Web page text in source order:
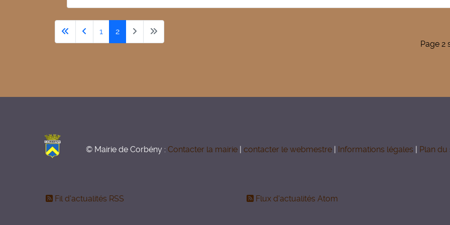
Page 2
1 2
© Mairie de Corbény : Contacter la mairie | contacter le webmestre | Informations légales | Plan du
Fil d'actualités RSS Flux d'actualités Atom